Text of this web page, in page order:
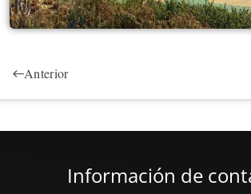
Anterior
Información de